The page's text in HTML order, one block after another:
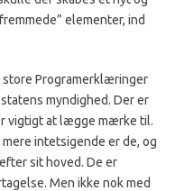
elementer, ind
store Programerklæringer
myndighed. Der er
vigtigt at lægge mærke til.
intetsigende er de, og
sit hoved. De er
Men ikke nok med